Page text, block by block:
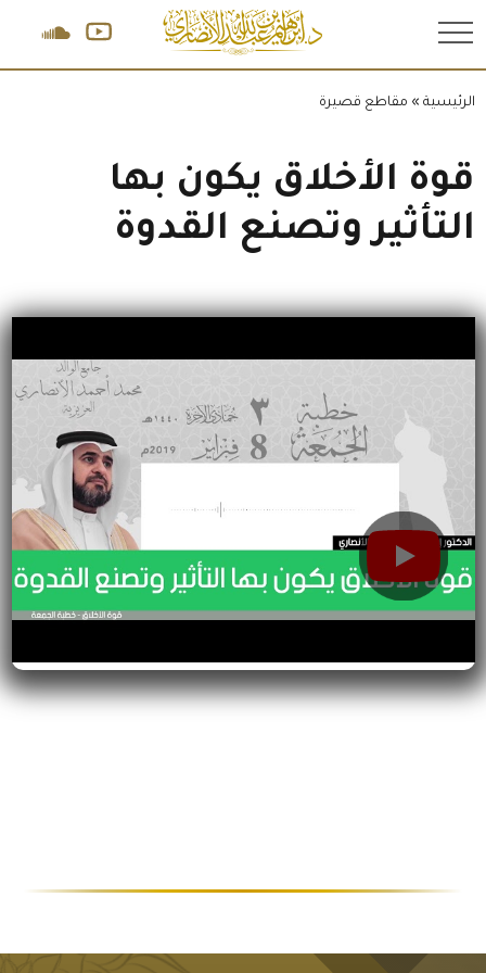
الرئيسية » مقاطع قصيرة
قوة الأخلاق يكون بها
التأثير وتصنع القدوة